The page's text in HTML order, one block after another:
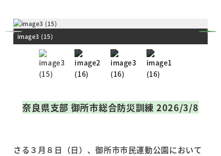
image3 (15)
奈良県支部 御所市総合防災訓練 2026/3/8
さる３月８日（日）、御所市市民運動公園において